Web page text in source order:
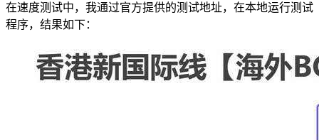
在速度测试中，我通过官方提供的测试地址，在本地运行测试
程序，结果如下：